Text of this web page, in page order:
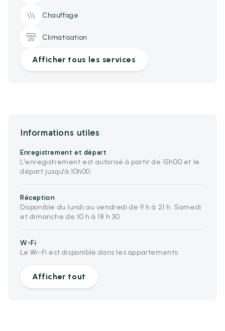
Chauffage
Climatisation
Afficher tous les services
Informations utiles
Enregistrement et départ
L'enregistrement est autorisé à partir de 15h00 et le
départ jusqu'à 10h00.
Réception
Disponible du lundi au vendredi de 9 h à 21 h. Samedi
et dimanche de 10 h à 18 h 30
W-Fi
Le Wi-Fi est disponible dans les appartements.
Afficher tout